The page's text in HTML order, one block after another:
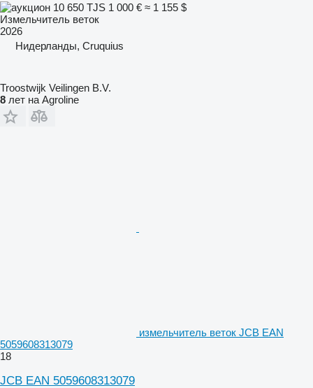
10 650 TJS 1 000 € ≈ 1 155 $
Измельчитель веток
2026
Нидерланды, Cruquius
Troostwijk Veilingen B.V.
8 лет на Agroline
измельчитель веток JCB EAN
5059608313079
18
JCB EAN 5059608313079